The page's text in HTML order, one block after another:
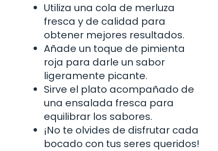
Utiliza una cola de merluza
fresca y de calidad para
obtener mejores resultados.
Añade un toque de pimienta
roja para darle un sabor
ligeramente picante.
Sirve el plato acompañado de
una ensalada fresca para
equilibrar los sabores.
¡No te olvides de disfrutar cada
bocado con tus seres queridos!